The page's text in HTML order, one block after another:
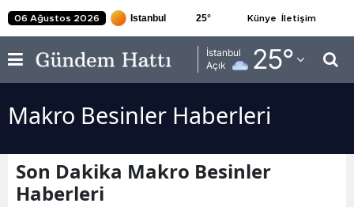
06 Ağustos 2026 25° Künye İletişim
İstanbul
Açık
25°
Adana
Adıyaman
Afyonkarahisar
Amasya
Makro Besinler Haberleri
Son Dakika Makro Besinler
Haberleri